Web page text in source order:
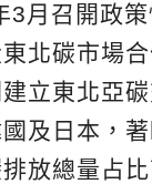
3月召開政
北碳市場
立東北亞碳
及日本，
放總量占